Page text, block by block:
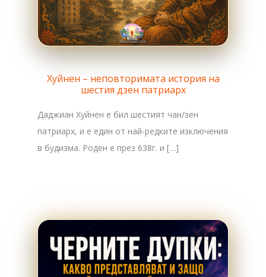
Хуйнен – неповторимата история на
шестия дзен патриарх
Даджиан Хуйнен е бил шестият чан/зен
патриарх, и е един от най-редките изключения
в будизма. Роден е през 638г. и […]